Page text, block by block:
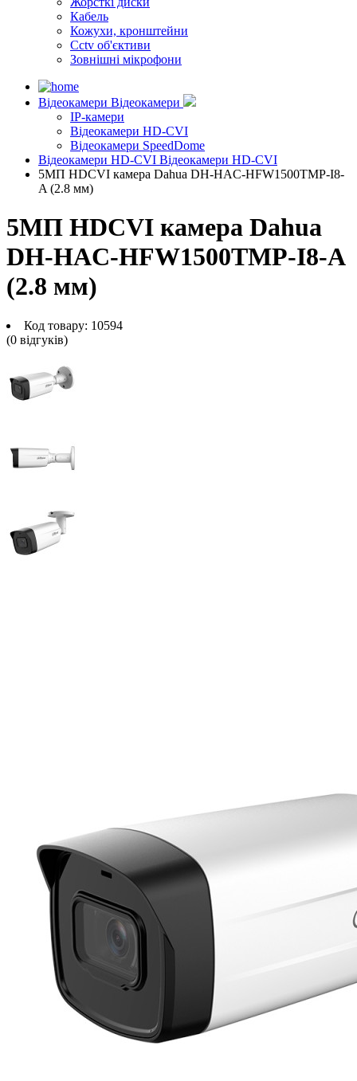
Кабель
Кожухи, кронштейни
Cctv об'єктиви
Зовнішні мікрофони
Відеокамери Відеокамери
IP-камери
Відеокамери HD-CVI
Відеокамери SpeedDome
Відеокамери HD-CVI Відеокамери HD-CVI
5МП HDCVI камера Dahua DH-HAC-HFW1500TMP-I8-
A (2.8 мм)
5МП HDCVI камера Dahua
DH-HAC-HFW1500TMP-I8-A
(2.8 мм)
Код товару: 10594
(0 вiдгукiв)